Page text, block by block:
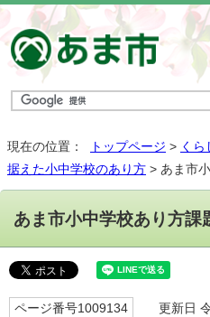
現在の位置： トップページ > くら
据えた小中学校のあり方 > あま市
あま市小中学校あり方課
ページ番号1009134 更新日